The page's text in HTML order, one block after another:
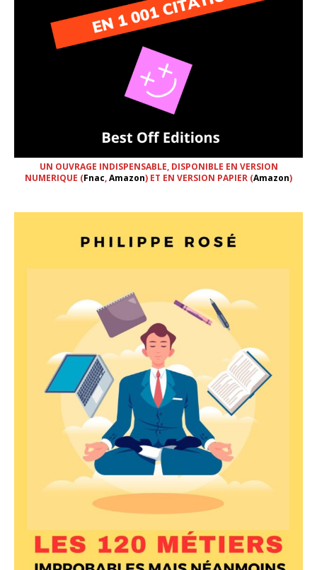
UN OUVRAGE INDISPENSABLE, DISPONIBLE EN VERSION
NUMERIQUE (Fnac,Amazon) ET EN VERSION PAPIER (Amazon)